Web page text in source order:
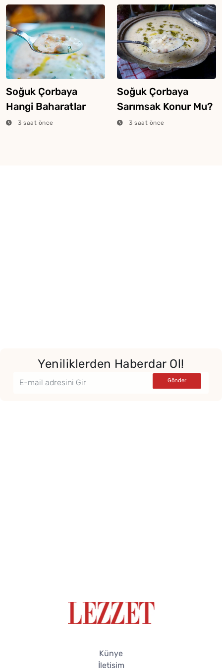
Soğuk Çorbaya
Hangi Baharatlar
Konulur?
3 saat önce
Soğuk Çorbaya
Sarımsak Konur Mu?
3 saat önce
Yeniliklerden Haberdar Ol!
Künye
İletişim